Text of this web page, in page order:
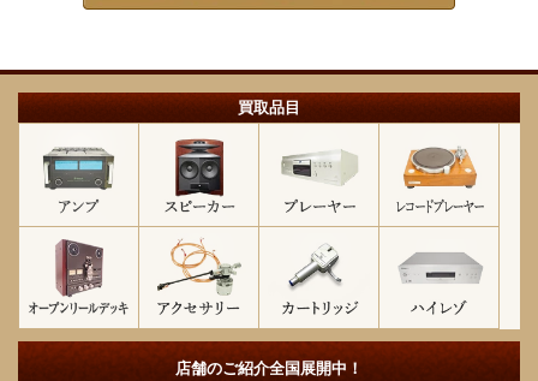
買取品目
店舗のご紹介全国展開中！